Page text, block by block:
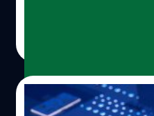
06/04/2022